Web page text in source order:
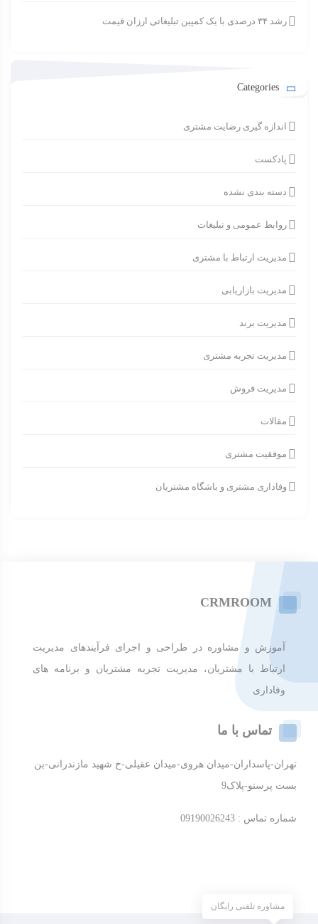
رشد ۳۴ درصدی با یک کمپین تبلیغاتی ارزان قیمت
Categories
اندازه گیری رضایت مشتری
پادکست
دسته بندی نشده
روابط عمومی و تبلیغات
مدیریت ارتباط با مشتری
مدیریت بازاریابی
مدیریت برند
مدیریت تجربه مشتری
مدیریت فروش
مقالات
موفقیت مشتری
وفاداری مشتری و باشگاه مشتریان
CRMROOM
آموزش و مشاوره در طراحی و اجرای فرآیندهای مدیریت
ارتباط با مشتریان، مدیریت تجربه مشتریان و برنامه های
وفاداری
تماس با ما
تهران-پاسداران-میدان هروی-میدان عقیلی-خ شهید مازندرانی-بن
بست پرستو-پلاک9
شماره تماس : 09190026243
مشاوره تلفنی رایگان